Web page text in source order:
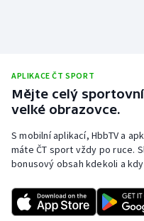
APLIKACE ČT SPORT
Mějte celý
velké obrazovce.
S mobilní aplikací, HbbTV a
máte ČT sport vždy po ruce.
bonusový obsah kdekoli a